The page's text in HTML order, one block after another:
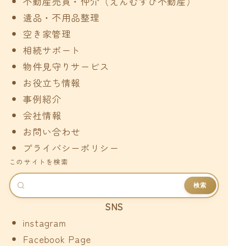
遺品・不用品整理
空き家管理
相続サポート
物件見守りサービス
お役立ち情報
事例紹介
会社情報
お問い合わせ
プライバシーポリシー
このサイトを検索
検索
SNS
instagram
Facebook Page